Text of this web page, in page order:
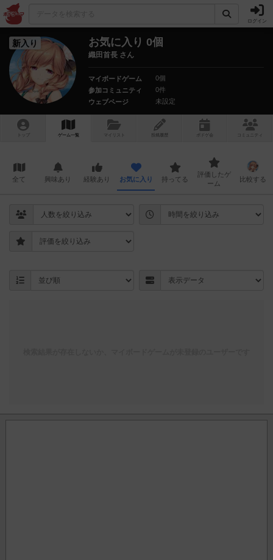
ログイン
新入り お気に入り 0個
織田首長 さん
マイボードゲーム
0個
参加コミュニティ
0件
ウェブページ
未設定
トップ ゲーム一覧 マイリスト 投稿履歴 ボ ドゲ コミュニティ
全て 興味あり 経験あり お気に入り 持ってる
評価したゲ
ーム
比較する